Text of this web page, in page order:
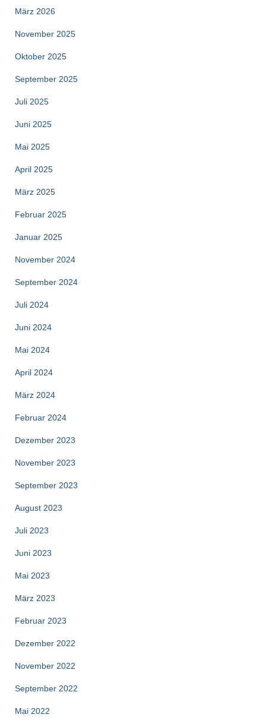
März 2026
November 2025
Oktober 2025
September 2025
Juli 2025
Juni 2025
Mai 2025
April 2025
März 2025
Februar 2025
Januar 2025
November 2024
September 2024
Juli 2024
Juni 2024
Mai 2024
April 2024
März 2024
Februar 2024
Dezember 2023
November 2023
September 2023
August 2023
Juli 2023
Juni 2023
Mai 2023
März 2023
Februar 2023
Dezember 2022
November 2022
September 2022
Mai 2022